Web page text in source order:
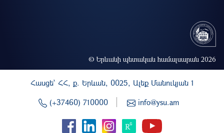
© Երևանի պետական համալսարան 2026
Հասցե` ՀՀ, ք. Երևան, 0025, Ալեք Մանուկյան 1
(+37460) 710000
info@ysu.am